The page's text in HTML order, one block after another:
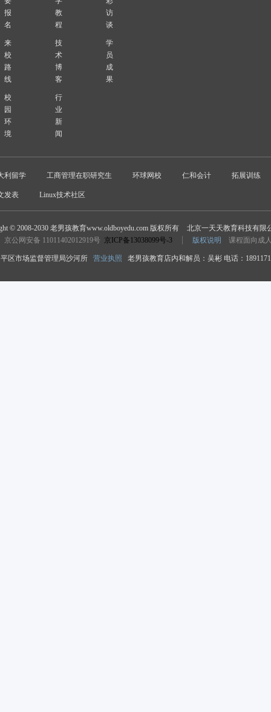
报
名
来
校
路
线
校
园
环
境
教
程
技
术
博
客
行
业
新
闻
访
谈
学
员
成
果
利留学 工商管理在职研究生 环球网校 仁和会计 拓展训练
发表 Linux技术社区
© 2008-2030 老男孩教育www.oldboyedu.com 版权所有
北京一天天教育科技有限
京公网安备 11011402012919号 京ICP备13038099号-3 版权说明 课程面向成
区市场监督管理局沙河所 营业执照 老男孩教育店内和解员：吴彬 电话：